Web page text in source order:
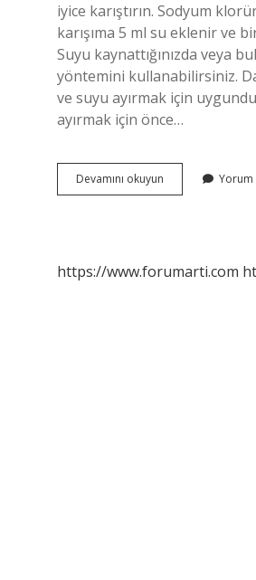
iyice karıştırın. Sodyum
karışıma 5 ml su eklenir ve
Suyu kaynattığınızda veya
yöntemini kullanabilirsiniz.
ve suyu ayırmak için
ayırmak için önce…
Devamını okuyun
Ve
Yorum
https://www.forumarti.com